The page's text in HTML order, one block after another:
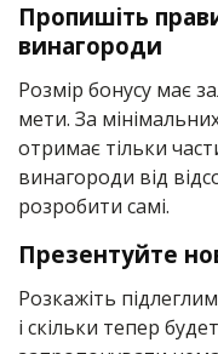
Пропишіть
винагороди
Розмір бонусу має
мети. За
отримає тільки
винагороди від
розробити самі.
Презентуйте
Розкажіть
і скільки тепер